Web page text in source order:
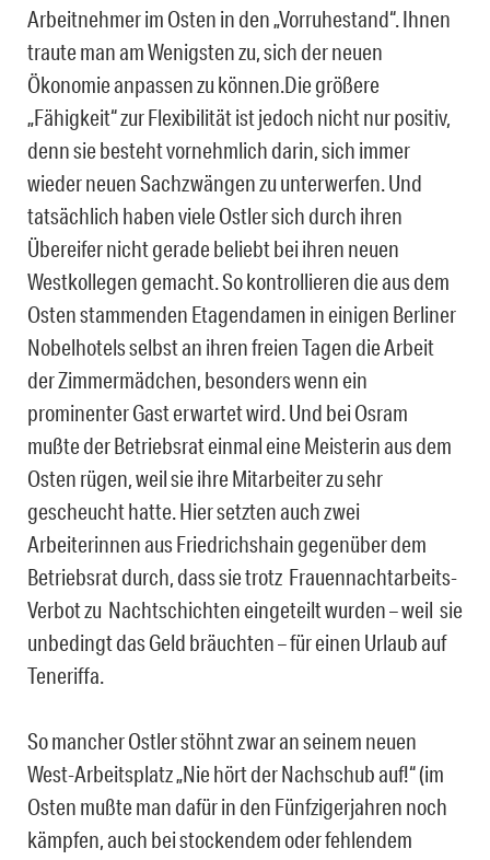
Arbeitnehmer im Osten in den „Vorruhestand“. Ihnen
traute man am Wenigsten zu, sich der neuen
Ökonomie anpassen zu können.Die größere
„Fähigkeit“ zur Flexibilität ist jedoch nicht nur positiv,
denn sie besteht vornehmlich darin, sich immer
wieder neuen Sachzwängen zu unterwerfen. Und
tatsächlich haben viele Ostler sich durch ihren
Übereifer nicht gerade beliebt bei ihren neuen
Westkollegen gemacht. So kontrollieren die aus dem
Osten stammenden Etagendamen in einigen Berliner
Nobelhotels selbst an ihren freien Tagen die Arbeit
der Zimmermädchen, besonders wenn ein
prominenter Gast erwartet wird. Und bei Osram
mußte der Betriebsrat einmal eine Meisterin aus dem
Osten rügen, weil sie ihre Mitarbeiter zu sehr
gescheucht hatte. Hier setzten auch zwei
Arbeiterinnen aus Friedrichshain gegenüber dem
Betriebsrat durch, dass sie trotz Frauennachtarbeits-
Verbot zu Nachtschichten eingeteilt wurden – weil sie
unbedingt das Geld bräuchten – für einen Urlaub auf
Teneriffa.
So mancher Ostler stöhnt zwar an seinem neuen
West-Arbeitsplatz „Nie hört der Nachschub auf!“ (im
Osten mußte man dafür in den Fünfzigerjahren noch
kämpfen, auch bei stockendem oder fehlendem